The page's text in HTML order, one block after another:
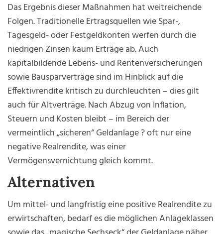
Das Ergebnis dieser Maßnahmen hat weitreichende
Folgen. Traditionelle Ertragsquellen wie Spar-,
Tagesgeld- oder Festgeldkonten werfen durch die
niedrigen Zinsen kaum Erträge ab. Auch
kapitalbildende Lebens- und Rentenversicherungen
sowie Bausparverträge sind im Hinblick auf die
Effektivrendite kritisch zu durchleuchten – dies gilt
auch für Altverträge. Nach Abzug von Inflation,
Steuern und Kosten bleibt – im Bereich der
vermeintlich „sicheren“ Geldanlage ? oft nur eine
negative Realrendite, was einer
Vermögensvernichtung gleich kommt.
Alternativen
Um mittel- und langfristig eine positive Realrendite zu
erwirtschaften, bedarf es die möglichen Anlageklassen